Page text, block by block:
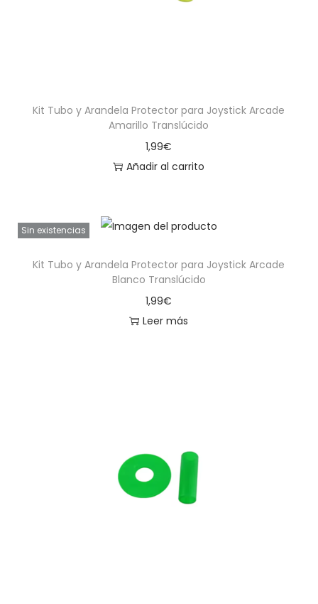
Kit Tubo y Arandela Protector para Joystick Arcade
Amarillo Translúcido
1,99€
Añadir al carrito
Sin existencias
Kit Tubo y Arandela Protector para Joystick Arcade
Blanco Translúcido
1,99€
Leer más